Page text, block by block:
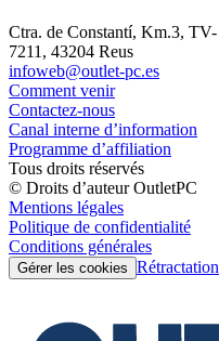
Ctra. de Constantí, Km.3, TV-
7211, 43204 Reus
infoweb@outlet-pc.es
Comment venir
Contactez-nous
Canal interne d’information
Programme d’affiliation
Tous droits réservés
© Droits d’auteur OutletPC
Mentions légales
Politique de confidentialité
Conditions générales
Gérer les cookies Rétractation